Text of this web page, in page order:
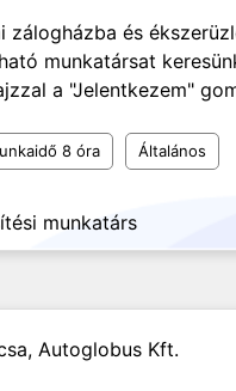
zálogházba és
munkatársat
a "Jelentkezem"
8 óra Általános
munkatárs
Autoglobus Kft.